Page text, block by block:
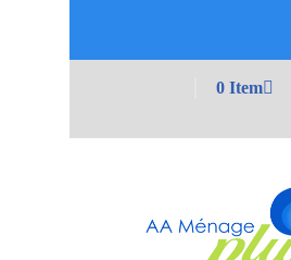
0 Item